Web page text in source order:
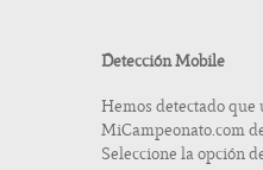
Detección Mobile
Hemos detectado que
MiCampeonato.com
Seleccione la opción